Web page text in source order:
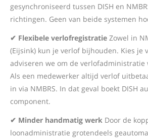
gesynchroniseerd tussen DISH en
richtingen. Geen van beide systemen
✔ Flexibele verlofregistratie Zowel in
(Eijsink) kun je verlof bijhouden. Kies je
adviseren we om de verlofadministratie
Als een medewerker altijd verlof
in via NMBRS. In dat geval boekt DISH
component.
✔ Minder handmatig werk Door de
loonadministratie grotendeels